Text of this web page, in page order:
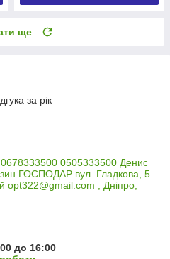
ще
за рік
0678333500 0505333500 Денис
ГОСПОДАР вул. Гладкова, 5
opt322@gmail.com , Дніпро,
до 16:00